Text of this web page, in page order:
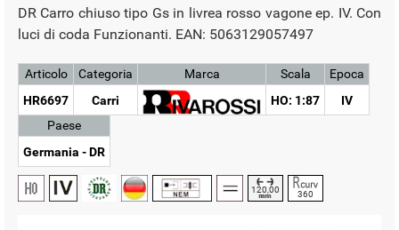
DR Carro chiuso tipo Gs in livrea rosso vagone ep. IV. Con
luci di coda Funzionanti. EAN: 5063129057497
Articolo
HR6697
Categoria
Carri
Marca
Scala
HO: 1:87
Epoca
IV
Paese
Germania - DR
120,00 360